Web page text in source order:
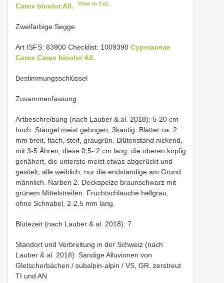
Carex bicolor All. View in CoL
Zweifarbige Segge
Art ISFS: 83900 Checklist: 1009390 Cyperaceae
Carex Carex bicolor All.
Bestimmungsschlüssel
Zusammenfassung
Artbeschreibung (nach Lauber & al. 2018): 5-20 cm
hoch. Stängel meist gebogen, 3kantig. Blätter ca. 2
mm breit, flach, steif, graugrün. Blütenstand nickend,
mit 3-5 Ähren, diese 0,5- 2 cm lang, die oberen kopfig
genähert, die unterste meist etwas abgerückt und
gestielt, alle weiblich, nur die endständige am Grund
männlich. Narben 2. Deckspelze braunschwarz mit
grünem Mittelstreifen. Fruchtschläuche hellgrau,
ohne Schnabel, 2-2,5 mm lang.
Blütezeit (nach Lauber & al. 2018): 7
Standort und Verbreitung in der Schweiz (nach
Lauber & al. 2018): Sandige Alluvionen von
Gletscherbächen / subalpin-alpin / VS, GR, zerstreut
TI und AN